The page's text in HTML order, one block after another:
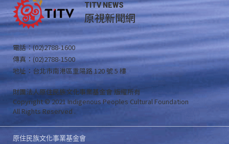
TITV NEWS
原視新聞網
電話：(02)2788-1600
傳真：(02)2788-1500
地址：台北市南港區重陽路 120 號 5 樓
財團法人原住民族文化事業基金會 版權所有
Copyright © 2021 Indigenous Peoples Cultural Foundation
All Rights Reserved .
原住民族文化事業基金會